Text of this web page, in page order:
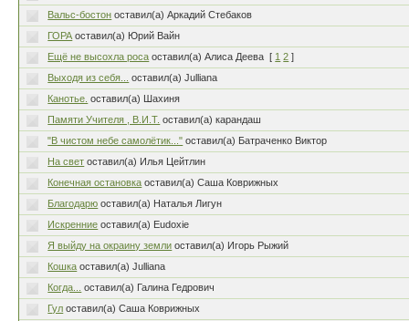
Вальс-бостон оставил(а) Аркадий Стебаков
ГОРА оставил(а) Юрий Вайн
Ещё не высохла роса оставил(а) Алиса Деева [ 1 2 ]
Выходя из себя...
оставил(а) Julliana
Канотье. оставил(а) Шахиня
Памяти Учителя , В.И.Т. оставил(а) карандаш
"В чистом небе самолётик..." оставил(а) Батраченко Виктор
На свет оставил(а) Илья Цейтлин
Конечная остановка оставил(а) Саша Коврижных
Благодарю оставил(а) Наталья Лигун
Искренние оставил(а) Eudoxie
Я выйду на окраину земли оставил(а) Игорь Рыжий
Кошка оставил(а) Julliana
Когда...
оставил(а) Галина Гедрович
Гул оставил(а) Саша Коврижных